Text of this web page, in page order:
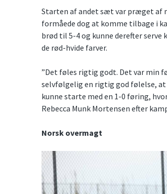
Starten af andet sæt var præget af
formåede dog at komme tilbage i
brød til 5-4 og kunne derefter serve
de rød-hvide farver.
”Det føles rigtig godt. Det var min
selvfølgelig en rigtig god følelse,
kunne starte med en 1-0 føring,
Rebecca Munk Mortensen efter
Norsk overmagt